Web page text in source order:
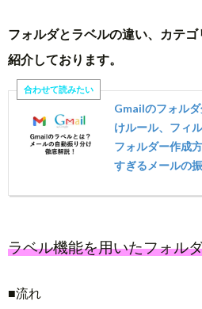
フォルダとラベルの違い、カテ
紹介しております。
Gmailのフォル
けルール、フィ
フォルダー作成
すぎるメールの
ラベル機能を用いたフォル
■流れ